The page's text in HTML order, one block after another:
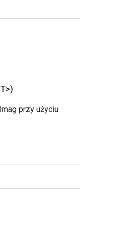
przy użyciu